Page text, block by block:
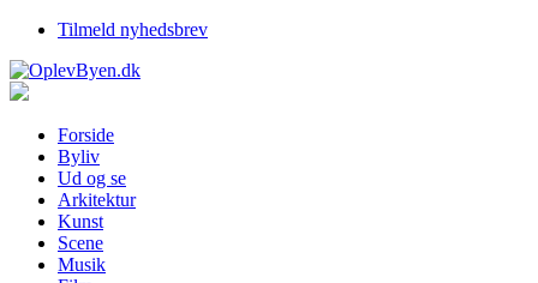
Tilmeld nyhedsbrev
Forside
Byliv
Ud og se
Arkitektur
Kunst
Scene
Musik